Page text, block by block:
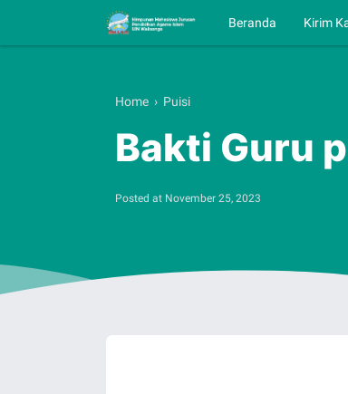
Beranda Kirim
Home › Puisi
Bakti Guru
Posted at November 25, 2023